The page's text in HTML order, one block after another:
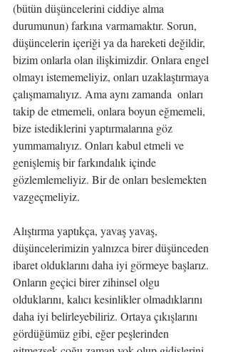
(bütün düşüncelerini ciddiye alma
durumunun) farkına varmamaktır. Sorun,
düşüncelerin içeriği ya da hareketi değildir,
bizim onlarla olan ilişkimizdir. Onlara engel
olmayı istememeliyiz, onları uzaklaştırmaya
çalışmamalıyız. Ama aynı zamanda  onları
takip de etmemeli, onlara boyun eğmemeli,
bize istediklerini yaptırmalarına göz
yummamalıyız. Onları kabul etmeli ve
genişlemiş bir farkındalık içinde
gözlemlemeliyiz. Bir de onları beslemekten
vazgeçmeliyiz.
Alıştırma yaptıkça, yavaş yavaş,
düşüncelerimizin yalnızca birer düşünceden
ibaret olduklarını daha iyi görmeye başlarız.
Onların geçici birer zihinsel olgu
olduklarını, kalıcı kesinlikler olmadıklarını
daha iyi belirleyebiliriz. Ortaya çıkışlarını
gördüğümüz gibi, eğer peşlerinden